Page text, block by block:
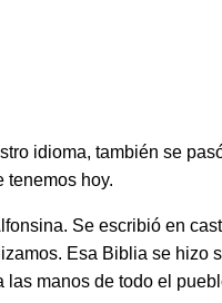
idioma, también se
tenemos hoy.
Se escribió en
Esa Biblia se hizo
manos de todo el